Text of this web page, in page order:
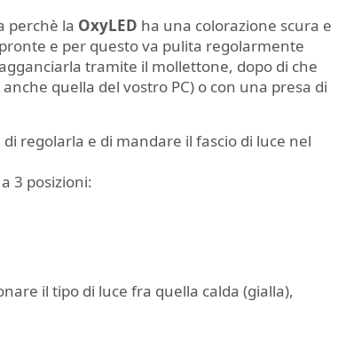
perchè la OxyLED ha una colorazione scura e
e per questo va pulita regolarmente
tramite il mollettone, dopo di che
quella del vostro PC) o con una presa di
regolarla e di mandare il fascio di luce nel
3 posizioni:
il tipo di luce fra quella calda (gialla),